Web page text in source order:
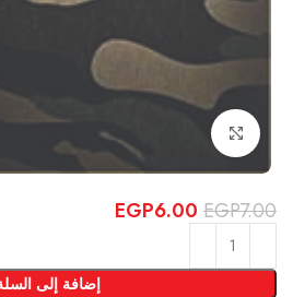
Click to enlarge
EGP7.00
EGP6.00
إضافة إلى